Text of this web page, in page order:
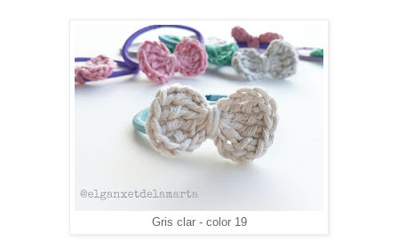
Gris clar - color 19